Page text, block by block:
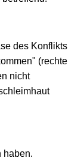
des Konflikts
(rechte
nicht
haben.